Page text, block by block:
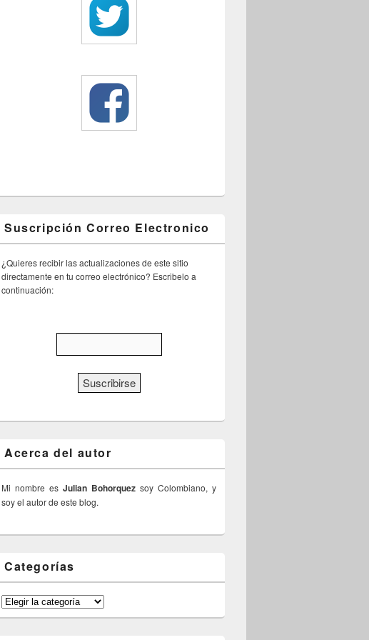
Suscripción Correo Electronico
¿Quieres recibir las actualizaciones de este sitio
directamente en tu correo electrónico? Escribelo a
continuación:
Acerca del autor
Mi nombre es Julian Bohorquez soy Colombiano, y
soy el autor de este blog.
Categorías
Categorías